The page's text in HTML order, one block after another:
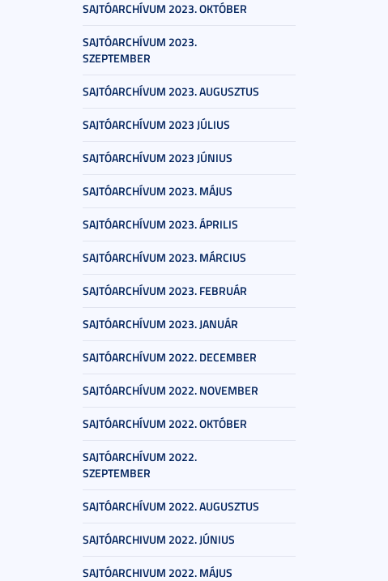
SAJTÓARCHÍVUM 2023. OKTÓBER
SAJTÓARCHÍVUM 2023.
SZEPTEMBER
SAJTÓARCHÍVUM 2023. AUGUSZTUS
SAJTÓARCHÍVUM 2023 JÚLIUS
SAJTÓARCHÍVUM 2023 JÚNIUS
SAJTÓARCHÍVUM 2023. MÁJUS
SAJTÓARCHÍVUM 2023. ÁPRILIS
SAJTÓARCHÍVUM 2023. MÁRCIUS
SAJTÓARCHÍVUM 2023. FEBRUÁR
SAJTÓARCHÍVUM 2023. JANUÁR
SAJTÓARCHÍVUM 2022. DECEMBER
SAJTÓARCHÍVUM 2022. NOVEMBER
SAJTÓARCHÍVUM 2022. OKTÓBER
SAJTÓARCHÍVUM 2022.
SZEPTEMBER
SAJTÓARCHÍVUM 2022. AUGUSZTUS
SAJTÓARCHIVUM 2022. JÚNIUS
SAJTÓARCHIVUM 2022. MÁJUS